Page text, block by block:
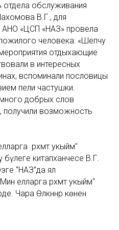
отдела обслуживания
В.Г., для
«ЦСП «НАЗ» провела
человека: «Шепчу
отдыхающие
в интересных
вспоминали пословицы
пели частушки.
добрых слов
получили возможность
рәхмәт укыйм"
бүлеге китапханәчесе В.Г.
“НАЗ”да ял
елларга рәхмәт укыйм"
Чара Өлкәннәр көненә